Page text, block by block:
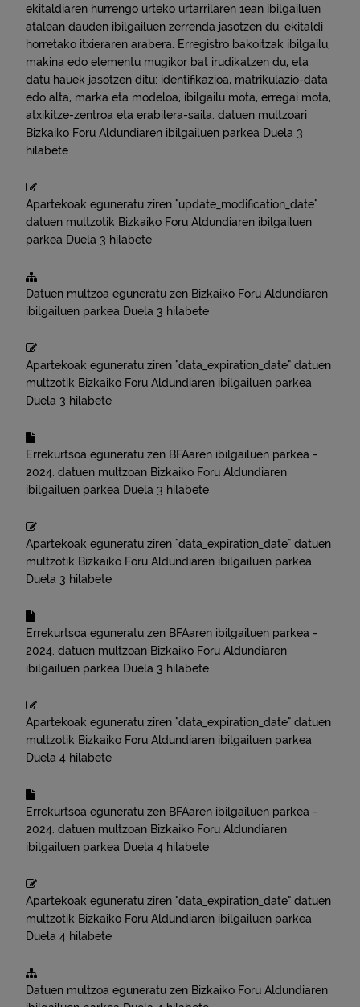
ekitaldiaren hurrengo urteko urtarrilaren 1ean ibilgailuen
atalean dauden ibilgailuen zerrenda jasotzen du, ekitaldi
horretako itxieraren arabera. Erregistro bakoitzak ibilgailu,
makina edo elementu mugikor bat irudikatzen du, eta
datu hauek jasotzen ditu: identifikazioa, matrikulazio-data
edo alta, marka eta modeloa, ibilgailu mota, erregai mota,
atxikitze-zentroa eta erabilera-saila. datuen multzoari
Bizkaiko Foru Aldundiaren ibilgailuen parkea Duela 3
hilabete
Apartekoak eguneratu ziren "update_modification_date"
datuen multzotik Bizkaiko Foru Aldundiaren ibilgailuen
parkea Duela 3 hilabete
Datuen multzoa eguneratu zen Bizkaiko Foru Aldundiaren
ibilgailuen parkea Duela 3 hilabete
Apartekoak eguneratu ziren "data_expiration_date" datuen
multzotik Bizkaiko Foru Aldundiaren ibilgailuen parkea
Duela 3 hilabete
Errekurtsoa eguneratu zen BFAaren ibilgailuen parkea -
2024. datuen multzoan Bizkaiko Foru Aldundiaren
ibilgailuen parkea Duela 3 hilabete
Apartekoak eguneratu ziren "data_expiration_date" datuen
multzotik Bizkaiko Foru Aldundiaren ibilgailuen parkea
Duela 3 hilabete
Errekurtsoa eguneratu zen BFAaren ibilgailuen parkea -
2024. datuen multzoan Bizkaiko Foru Aldundiaren
ibilgailuen parkea Duela 3 hilabete
Apartekoak eguneratu ziren "data_expiration_date" datuen
multzotik Bizkaiko Foru Aldundiaren ibilgailuen parkea
Duela 4 hilabete
Errekurtsoa eguneratu zen BFAaren ibilgailuen parkea -
2024. datuen multzoan Bizkaiko Foru Aldundiaren
ibilgailuen parkea Duela 4 hilabete
Apartekoak eguneratu ziren "data_expiration_date" datuen
multzotik Bizkaiko Foru Aldundiaren ibilgailuen parkea
Duela 4 hilabete
Datuen multzoa eguneratu zen Bizkaiko Foru Aldundiaren